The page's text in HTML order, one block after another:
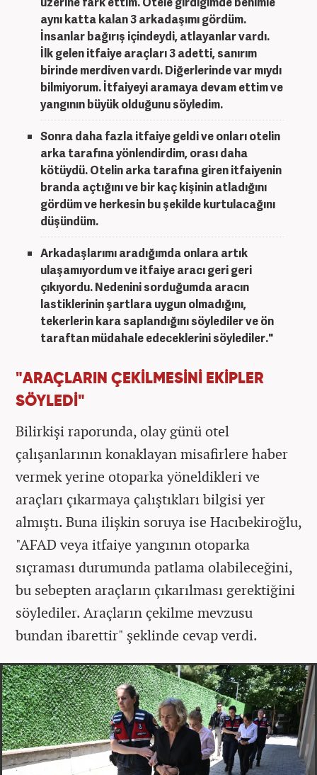
aynı katta kalan 3 arkadaşımı gördüm.
İnsanlar bağırış içindeydi, atlayanlar vardı.
İlk gelen itfaiye araçları 3 adetti, sanırım
birinde merdiven vardı.Diğerlerinde var mıydı
bilmiyorum. İtfaiyeyi aramaya devam ettim ve
yangının büyük olduğunu söyledim.
Sonra daha fazla itfaiye geldi ve onları otelin
arka tarafına yönlendirdim, orası daha
kötüydü. Otelin arka tarafına giren itfaiyenin
branda açtığını ve bir kaç kişinin atladığını
gördüm ve herkesin bu şekilde kurtulacağını
düşündüm.
Arkadaşlarımı aradığımda onlara artık
ulaşamıyordum ve itfaiye aracı geri geri
çıkıyordu. Nedenini sorduğumda aracın
lastiklerinin şartlara uygun olmadığını,
tekerlerin kara saplandığını söylediler ve ön
taraftan müdahale edeceklerini söylediler."
"ARAÇLARIN ÇEKİLMESİNİ EKİPLER
SÖYLEDİ"
Bilirkişi raporunda, olay günü otel
çalışanlarının konaklayan misafirlere haber
vermek yerine otoparka yöneldikleri ve
araçlarıçıkarmayaçalıştıkları bilgisi yer
almıştı. Buna ilişkin soruya ise Hacıbekiroğlu,
"AFAD veya itfaiye yangının otoparka
sıçraması durumunda patlama olabileceğini,
bu sebepten araçlarınçıkarılması gerektiğini
söylediler. Araçlarınçekilme mevzusu
bundan ibarettir" şeklinde cevap verdi.